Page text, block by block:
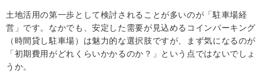
土地活用の第一歩として検討されることが多いのが「駐車場経
営」です。なかでも、安定した需要が見込めるコインパーキング
（時間貸し駐車場）は魅力的な選択肢ですが、まず気になるのが
「初期費用がどれくらいかかるのか？」という点ではないでしょ
うか。